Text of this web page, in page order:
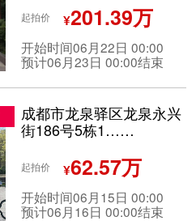
起拍价 ¥201.39万
开始时间06月22日 00:00
预计06月23日 00:00结束
成都市龙泉驿区龙泉永兴
街186号5栋1……
起拍价 ¥62.57万
开始时间06月15日 00:00
预计06月16日 00:00结束